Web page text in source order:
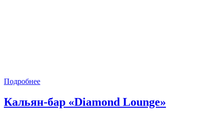
Подробнее
Кальян-бар «Diamond Lounge»